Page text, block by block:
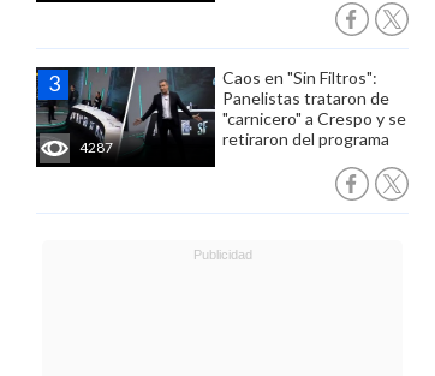
4287
Caos en "Sin Filtros":
Panelistas trataron de
"carnicero" a Crespo y se
retiraron del programa